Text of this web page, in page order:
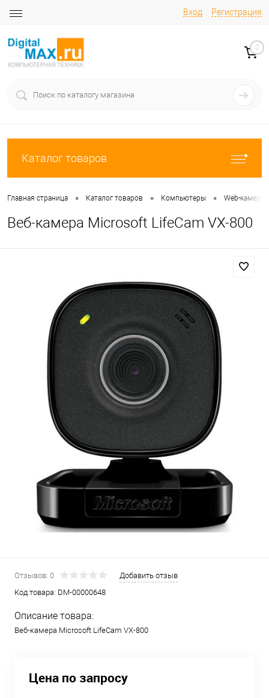
Вход Регистрация
0
Каталог товаров
Главная страница • Каталог товаров • Компьютеры • Web-камеры
Веб-камера Microsoft LifeCam VX-800
Отзывов: 0
Добавить отзыв
Код товара: DM-00000648
Описание товара:
Веб-камера Microsoft LifeCam VX-800
Цена по запросу